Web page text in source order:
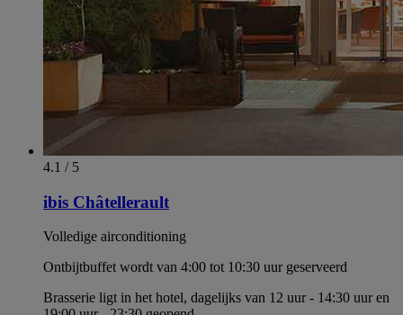
4.1 / 5
ibis Châtellerault
Volledige airconditioning
Ontbijtbuffet wordt van 4:00 tot 10:30 uur geserveerd
Brasserie ligt in het hotel, dagelijks van 12 uur - 14:30 uur en